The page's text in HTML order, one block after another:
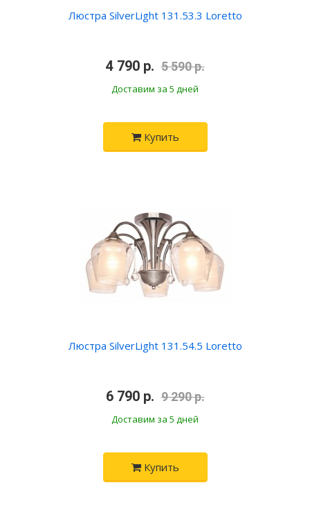
Люстра SilverLight 131.53.3 Loretto
4 790 р. 5 590 р.
Доставим за 5 дней
Купить
Люстра SilverLight 131.54.5 Loretto
6 790 р. 9 290 р.
Доставим за 5 дней
Купить